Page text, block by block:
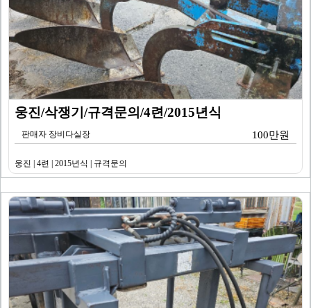
웅진/삭쟁기/규격문의/4련/2015년식
판매자 장비다실장 100만원
웅진 | 4련 | 2015년식 | 규격문의